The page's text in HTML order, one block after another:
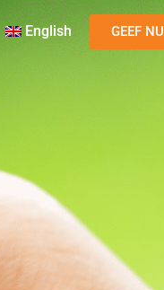
English GEEF NU